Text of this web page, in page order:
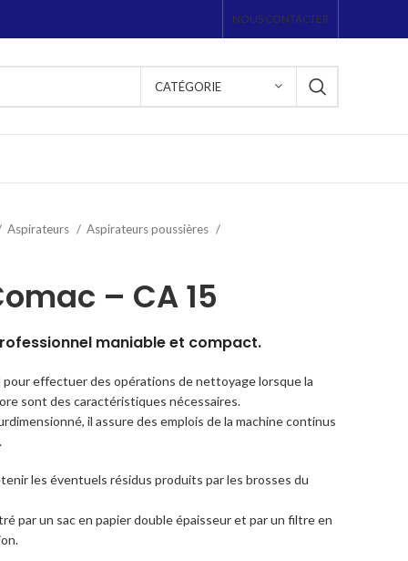
NOUS CONTACTER
CATÉGORIE
Aspirateurs Aspirateurs poussières
– CA 15
maniable et compact.
pour effectuer des opérations de nettoyage lorsque la
sont des caractéristiques nécessaires.
il assure des emplois de la machine continus
les éventuels résidus produits par les brosses du
par un sac en papier double épaisseur et par un filtre en